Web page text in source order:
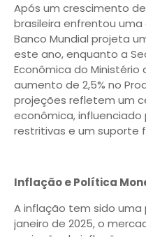
Após um crescimento
brasileira enfrentou
Banco Mundial projeta
este ano, enquanto a
Econômica do
aumento de 2,5% no
projeções refletem um
econômica,
restritivas e um suporte
Inflação e Política
A inflação tem sido
janeiro de 2025, o